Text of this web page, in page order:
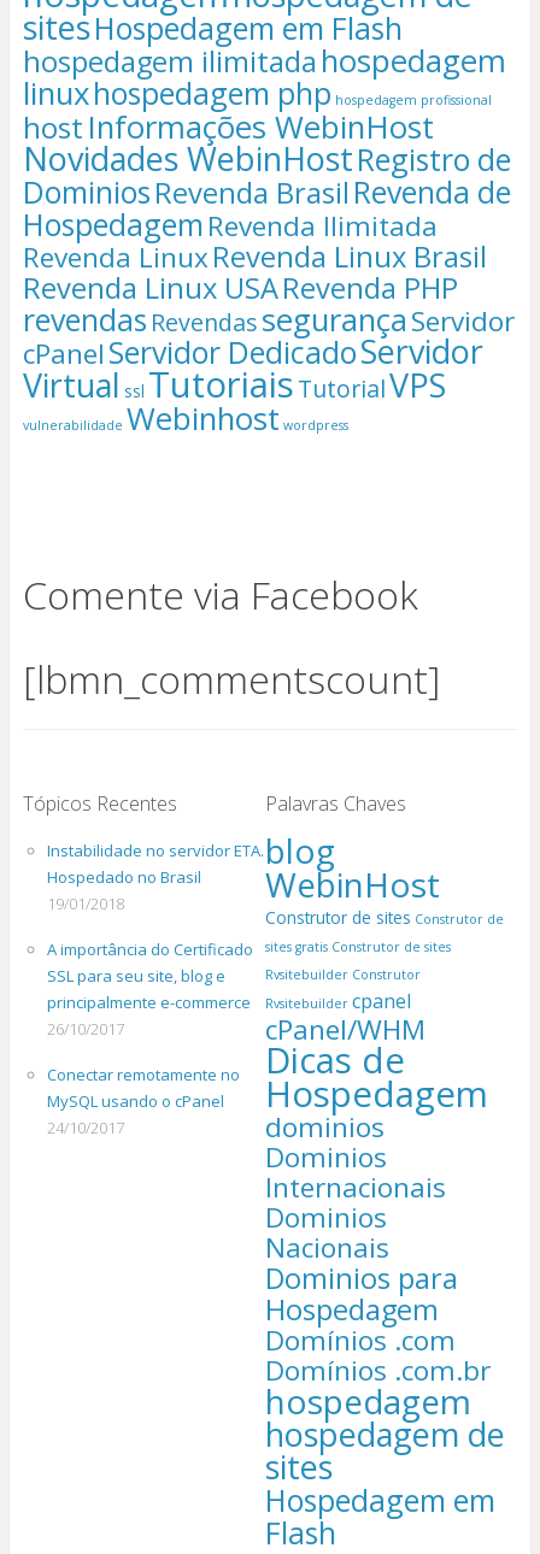
sitesHospedagem em Flash
hospedagem ilimitada hospedagem
linuxhospedagem php hospedagem profissional
host Informações WebinHost
Novidades WebinHostRegistro de
DominiosRevenda Brasil Revenda de
Hospedagem Revenda Ilimitada
Revenda LinuxRevenda Linux Brasil
Revenda Linux USARevenda PHP
revendas RevendassegurançaServidor
cPanelServidor DedicadoServidor
Virtual ssl TutoriaisTutorialVPS
vulnerabilidade Webinhost wordpress
Comente via Facebook
[lbmn_commentscount]
Tópicos Recentes
Instabilidade no servidor ETA.
Hospedado no Brasil
19/01/2018
A importância do Certificado
SSL para seu site, blog e
principalmente e-commerce
26/10/2017
Conectar remotamente no
MySQL usando o cPanel
24/10/2017
Palavras Chaves
blog
WebinHost
Construtor de sites Construtor de
sites gratis Construtor de sites
Rvsitebuilder Construtor
Rvsitebuilder cpanel
cPanel/WHM
Dicas de
Hospedagem
dominios
Dominios
Internacionais
Dominios
Nacionais
Dominios para
Hospedagem
Domínios .com
Domínios .com.br
hospedagem
hospedagem de
sites
Hospedagem em
Flash